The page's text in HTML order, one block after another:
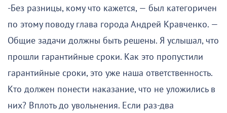
-Без разницы, кому что кажется, — был категоричен
по этому поводу глава города Андрей Кравченко. —
Общие задачи должны быть решены. Я услышал, что
прошли гарантийные сроки. Как это пропустили
гарантийные сроки, это уже наша ответственность.
Кто должен понести наказание, что не уложились в
них? Вплоть до увольнения. Если раз-два